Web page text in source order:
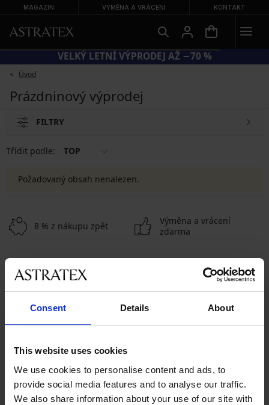
Consent Details About
This website uses cookies
We use cookies to personalise content and ads, to
provide social media features and to analyse our traffic.
We also share information about your use of our site with
MAGAZÍN VÝMĚNA A VRÁCENÍ KONTAKT
VELKÝ LETNÍ VÝPRODEJ AŽ −70 %
Úvod
Prázdninový výprodej
FILTRY
Třídit podle: TOP
Požadovaný obsah nenalezen.
8 % z nákupu zpět
Výměna a vrácení
zdarma
Výhodné poštovné
491 204 304
info@astratex.cz